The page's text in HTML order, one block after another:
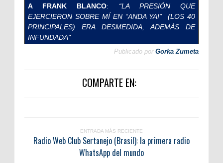
A FRANK BLANCO: “LA PRESIÓN QUE
EJERCIERON SOBRE MÍ EN “ANDA YA!” (LOS 40
PRINCIPALES) ERA DESMEDIDA, ADEMÁS DE
INFUNDADA"
Publicado por Gorka Zumeta
COMPARTE EN:
ENTRADA MÁS RECIENTE
Radio Web Club Sertanejo (Brasil): la primera radio
WhatsApp del mundo